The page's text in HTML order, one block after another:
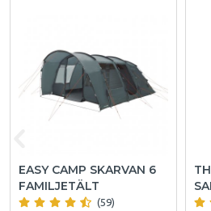
EASY CAMP SKARVAN 6
FAMILJETÄLT
(59)